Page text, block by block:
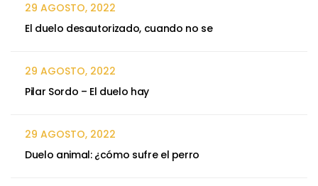
29 AGOSTO, 2022
El duelo desautorizado, cuando no se
29 AGOSTO, 2022
Pilar Sordo – El duelo hay
29 AGOSTO, 2022
Duelo animal: ¿cómo sufre el perro